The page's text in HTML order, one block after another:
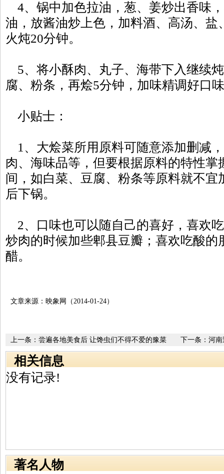
4、锅中加色拉油，葱、姜炒出香味
油，放酱油炒上色，加料酒、高汤、盐
火炖20分钟。
5、将小酥肉、丸子、海带下入继续
腐、粉条，再烩5分钟，加味精调好口
小贴士：
1、大烩菜所用原料可随意添加删减
肉、海味品等，但要根据原料的特性
间，如白菜、豆腐、粉条等原料就不宜
后下锅。
2、口味也可以随自己的喜好，喜欢
炒肉的时候加些郫县豆瓣；喜欢吃酸的
醋。
文章来源：映象网（2014-01-24）
下一条： 河南
上一条： 尝遍各地美食后 让馋虫们不得不爱的豫菜
相关信息
没有记录!
著名人物